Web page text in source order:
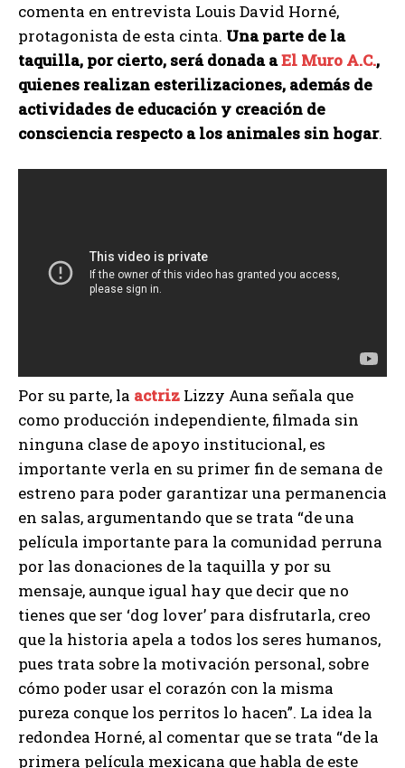
comenta en entrevista Louis David Horné,
protagonista de esta cinta. Una parte de la
taquilla, por cierto, será donada aEl Muro A.C.,
quienes realizan esterilizaciones, además de
actividades de educación y creación de
consciencia respecto a los animales sin hogar.
Por su parte, la actriz Lizzy Auna señala que
como producción independiente, filmada sin
ninguna clase de apoyo institucional, es
importante verla en su primer fin de semana de
estreno para poder garantizar una permanencia
en salas, argumentando que se trata “de una
película importante para la comunidad perruna
por las donaciones de la taquilla y por su
mensaje, aunque igual hay que decir que no
tienes que ser ‘dog lover’ para disfrutarla, creo
que la historia apela a todos los seres humanos,
pues trata sobre la motivación personal, sobre
cómo poder usar el corazón con la misma
pureza conque los perritos lo hacen”. La idea la
redondea Horné, al comentar que se trata “de la
primera película mexicana que habla de este